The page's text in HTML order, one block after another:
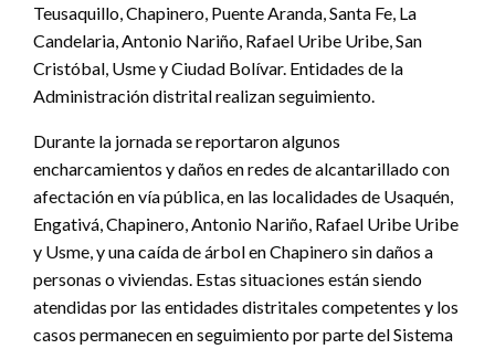
Teusaquillo, Chapinero, Puente Aranda, Santa Fe, La
Candelaria, Antonio Nariño, Rafael Uribe Uribe, San
Cristóbal, Usme y Ciudad Bolívar. Entidades de la
Administración distrital realizan seguimiento.
Durante la jornada se reportaron algunos
encharcamientos y daños en redes de alcantarillado con
afectación en vía pública, en las localidades de Usaquén,
Engativá, Chapinero, Antonio Nariño, Rafael Uribe Uribe
y Usme, y una caída de árbol en Chapinero sin daños a
personas o viviendas. Estas situaciones están siendo
atendidas por las entidades distritales competentes y los
casos permanecen en seguimiento por parte del Sistema